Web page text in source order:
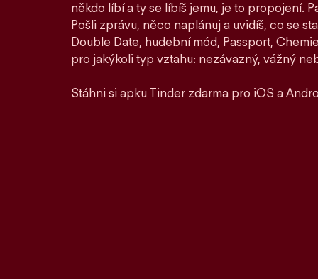
někdo líbí a ty se líbíš jemu, je to propojení.
Pošli zprávu, něco naplánuj a uvidíš, co se
Double Date, hudební mód, Passport,
pro jakýkoli typ vztahu: nezávazný, vážný
Stáhni si apku Tinder zdarma pro iOS a